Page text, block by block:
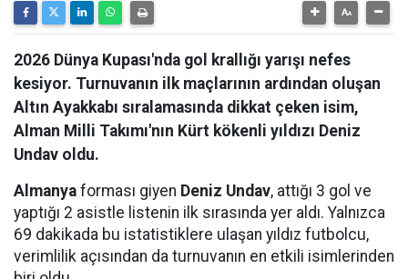
2026 Dünya Kupası'nda gol krallığı yarışı nefes
kesiyor. Turnuvanın ilk maçlarının ardından oluşan
Altın Ayakkabı sıralamasında dikkat çeken isim,
Alman Milli Takımı'nın Kürt kökenli yıldızı Deniz
Undav oldu.
Almanya forması giyen Deniz Undav, attığı 3 gol ve
yaptığı 2 asistle listenin ilk sırasında yer aldı. Yalnızca
69 dakikada bu istatistiklere ulaşan yıldız futbolcu,
verimlilik açısından da turnuvanın en etkili isimlerinden